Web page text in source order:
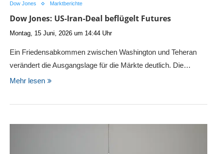
Dow Jones Marktberichte
Dow Jones: US-Iran-Deal beflügelt Futures
Montag, 15 Juni, 2026 um 14:44 Uhr
Ein Friedensabkommen zwischen Washington und Teheran
verändert die Ausgangslage für die Märkte deutlich. Die…
Mehr lesen